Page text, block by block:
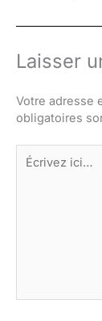
Laisser
Votre adresse
obligatoires
Écrivez
ici…